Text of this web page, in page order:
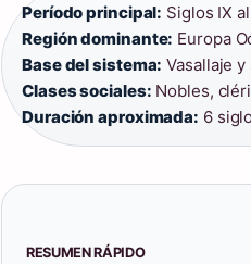
Período principal: Siglos IX al
Región dominante: Europa
Base del sistema: Vasallaje y
Clases sociales: Nobles,
Duración aproximada: 6
RESUMEN RÁPIDO